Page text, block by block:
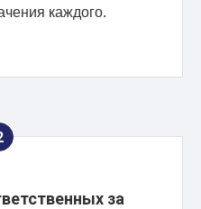
каждого.
за